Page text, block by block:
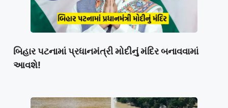
બિહાર પટનામાં પ્રધાનમંત્રી મોદીનું મંદિર બનાવવામાં
આવશે!